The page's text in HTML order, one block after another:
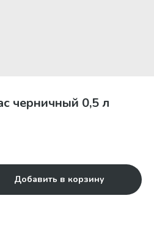
черничный 0,5 л
Добавить в корзину